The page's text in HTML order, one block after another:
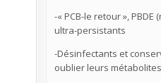
-« PCB-le retour »,
ultra-persistants
-Désinfectants et
oublier leurs